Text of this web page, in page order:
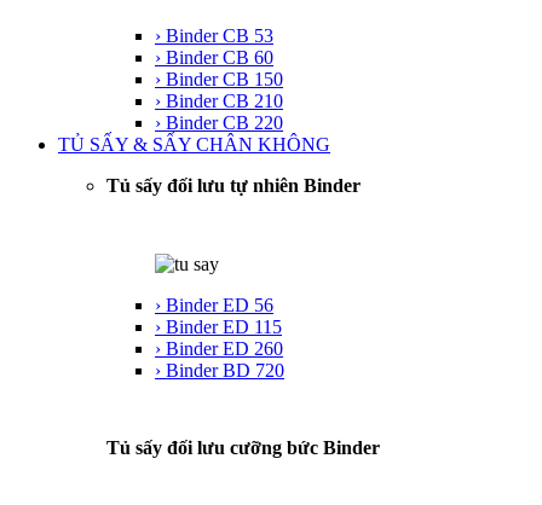
› Binder CB 53
› Binder CB 60
› Binder CB 150
› Binder CB 210
› Binder CB 220
TỦ SẤY & SẤY CHÂN KHÔNG
Tủ sấy đối lưu tự nhiên Binder
› Binder ED 56
› Binder ED 115
› Binder ED 260
› Binder BD 720
Tủ sấy đối lưu cưỡng bức Binder